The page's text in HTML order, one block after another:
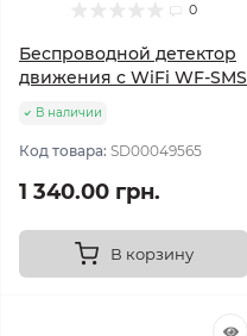
0
Беспроводной детектор
движения с WiFi WF-SMS
В наличии
Код товара: SD00049565
1 340.00 грн.
В корзину